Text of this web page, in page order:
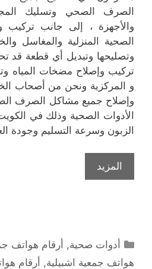
الصرف الصحي وتسليك
والأجهزة ، إلى جانب تركيب
الصحية المنزلية والمغاسل
وتصليحها وتبديل أي قطعة قد
تركيب وإصلاح مضخات المياه
و المركزية ونحن من أصحاب
وإصلاح جميع مشاكل الصرف
الأدوات الصحية وذلك في
الزبون وسرعة التسليم وجودة
المزيد
التصنيفات
أدوات صحية, أرقام هواتف
هواتف جمعية اشبيلية, أرقام